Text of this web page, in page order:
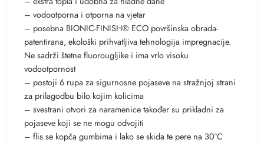
– vodootporna i otporna na vjetar
– posebna BIONIC-FINISH® ECO površinska obrada-
patentirana, ekološki prihvatljiva tehnologija impregnacije.
Ne sadrži štetne fluorougljike i ima vrlo visoku
vodootpornost
– postoji 6 rupa za sigurnosne pojaseve na stražnjoj strani
za prilagodbu bilo kojim kolicima
– svestrani otvori za naramenice također su prikladni za
pojaseve koji se ne mogu odvojiti
– flis se kopča gumbima i lako se skida te pere na 30°C